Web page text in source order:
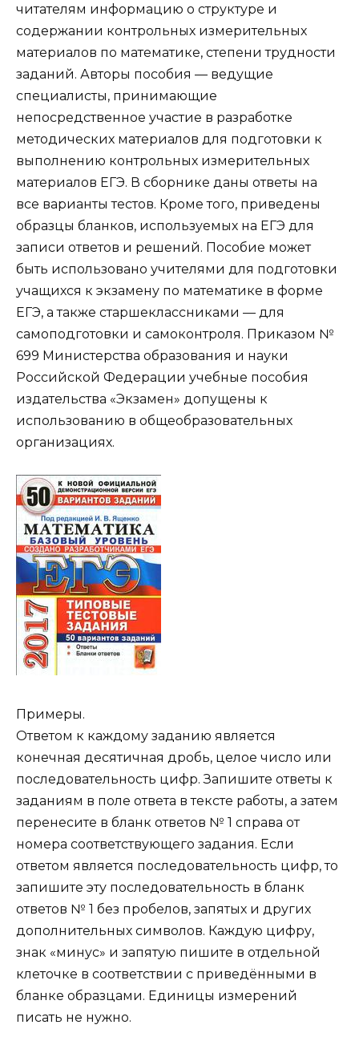
читателям информацию о структуре и
содержании контрольных измерительных
материалов по математике, степени трудности
заданий. Авторы пособия — ведущие
специалисты, принимающие
непосредственное участие в разработке
методических материалов для подготовки к
выполнению контрольных измерительных
материалов ЕГЭ. В сборнике даны ответы на
все варианты тестов. Кроме того, приведены
образцы бланков, используемых на ЕГЭ для
записи ответов и решений. Пособие может
быть использовано учителями для подготовки
учащихся к экзамену по математике в форме
ЕГЭ, а также старшеклассниками — для
самоподготовки и самоконтроля. Приказом №
699 Министерства образования и науки
Российской Федерации учебные пособия
издательства «Экзамен» допущены к
использованию в общеобразовательных
организациях.
Примеры.
Ответом к каждому заданию является
конечная десятичная дробь, целое число или
последовательность цифр. Запишите ответы к
заданиям в поле ответа в тексте работы, а затем
перенесите в бланк ответов № 1 справа от
номера соответствующего задания. Если
ответом является последовательность цифр, то
запишите эту последовательность в бланк
ответов № 1 без пробелов, запятых и других
дополнительных символов. Каждую цифру,
знак «минус» и запятую пишите в отдельной
клеточке в соответствии с приведёнными в
бланке образцами. Единицы измерений
писать не нужно.